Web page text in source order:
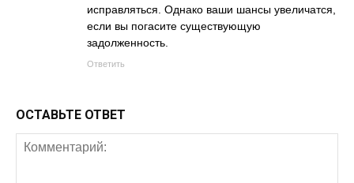
исправляться. Однако ваши шансы увеличатся,
если вы погасите существующую
задолженность.
Ответить
ОСТАВЬТЕ ОТВЕТ